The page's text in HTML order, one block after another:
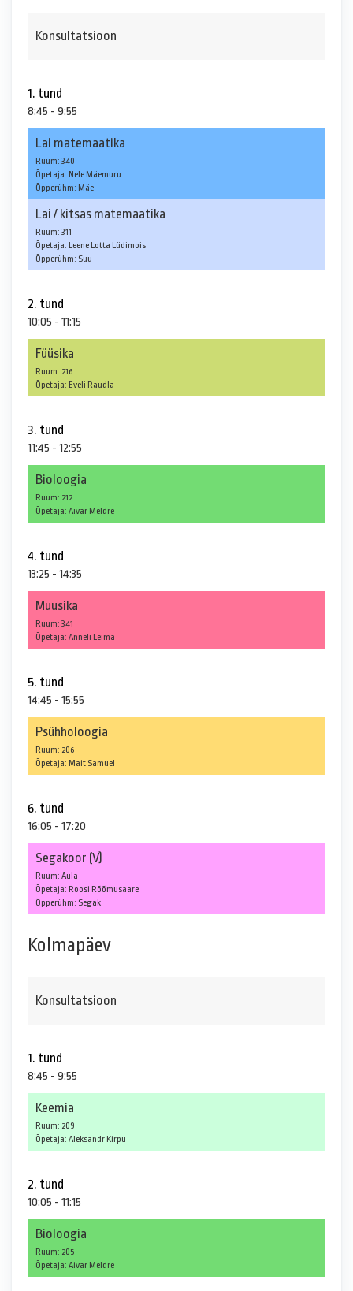
Konsultatsioon
1. tund
8:45 - 9:55
Lai matemaatika
Ruum: 340
Õpetaja: Nele Mäemuru
Õpperühm: Mäe
Lai / kitsas matemaatika
Ruum: 311
Õpetaja: Leene Lotta Lüdimois
Õpperühm: Suu
2. tund
10:05 - 11:15
Füüsika
Ruum: 216
Õpetaja: Eveli Raudla
3. tund
11:45 - 12:55
Bioloogia
Ruum: 212
Õpetaja: Aivar Meldre
4. tund
13:25 - 14:35
Muusika
Ruum: 341
Õpetaja: Anneli Leima
5. tund
14:45 - 15:55
Psühholoogia
Ruum: 206
Õpetaja: Mait Samuel
6. tund
16:05 - 17:20
Segakoor (V)
Ruum: Aula
Õpetaja: Roosi Rõõmusaare
Õpperühm: Segak
Kolmapäev
Konsultatsioon
1. tund
8:45 - 9:55
Keemia
Ruum: 209
Õpetaja: Aleksandr Kirpu
2. tund
10:05 - 11:15
Bioloogia
Ruum: 205
Õpetaja: Aivar Meldre